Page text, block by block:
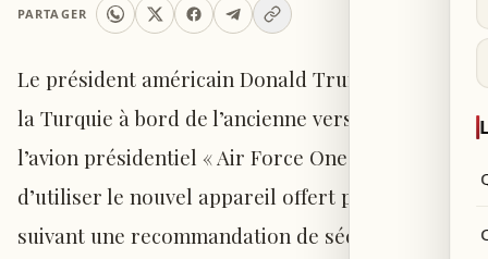
PARTAGER
Le président américain Donald Trump a quitté
la Turquie à bord de l’ancienne version de
l’avion présidentiel « Air Force One », plutôt que
d’utiliser le nouvel appareil offert par le Qatar,
suivant une recommandation de sécurité